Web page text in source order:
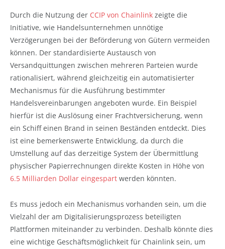
Durch die Nutzung der CCIP von Chainlink zeigte die
Initiative, wie Handelsunternehmen unnötige
Verzögerungen bei der Beförderung von Gütern vermeiden
können. Der standardisierte Austausch von
Versandquittungen zwischen mehreren Parteien wurde
rationalisiert, während gleichzeitig ein automatisierter
Mechanismus für die Ausführung bestimmter
Handelsvereinbarungen angeboten wurde. Ein Beispiel
hierfür ist die Auslösung einer Frachtversicherung, wenn
ein Schiff einen Brand in seinen Beständen entdeckt. Dies
ist eine bemerkenswerte Entwicklung, da durch die
Umstellung auf das derzeitige System der Übermittlung
physischer Papierrechnungen direkte Kosten in Höhe von
6.5 Milliarden Dollar eingespart werden könnten.
Es muss jedoch ein Mechanismus vorhanden sein, um die
Vielzahl der am Digitalisierungsprozess beteiligten
Plattformen miteinander zu verbinden. Deshalb könnte dies
eine wichtige Geschäftsmöglichkeit für Chainlink sein, um